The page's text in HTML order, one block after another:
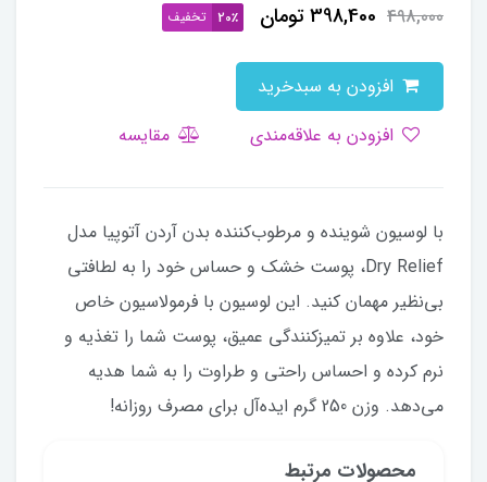
498,000
398,400تومان 20٪ تخفیف
مقایسه
با لوسیون شوینده و مرطوب‌کننده بدن آردن آتوپیا مدل
Dry Relief، پوست خشک و حساس خود را به لطافتی
بی‌نظیر مهمان کنید. این لوسیون با فرمولاسیون خاص
خود، علاوه بر تمیزکنندگی عمیق، پوست شما را تغذیه و
نرم کرده و احساس راحتی و طراوت را به شما هدیه
می‌دهد. وزن 250 گرم ایده‌آل برای مصرف روزانه!
محصولات مرتبط